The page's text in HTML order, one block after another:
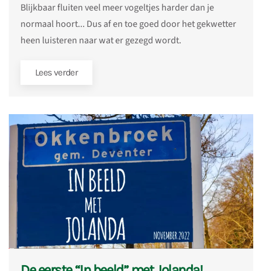
Blijkbaar fluiten veel meer vogeltjes harder dan je
normaal hoort... Dus af en toe goed door het gekwetter
heen luisteren naar wat er gezegd wordt.
Lees verder